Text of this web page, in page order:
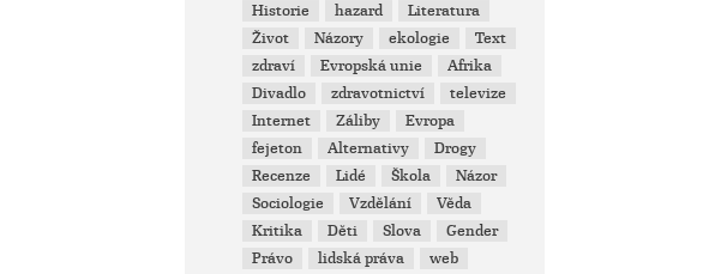
Historie
hazard
Literatura
Život
Názory ekologie
Text
zdraví
Evropská unie
Afrika
Divadlo
zdravotnictví
televize
Internet
Záliby
Evropa
fejeton
Alternativy
Drogy
Recenze
Lidé Škola
Názor
Sociologie
Vzdělání
Věda
Kritika
Děti Slova
Gender
Právo
lidská práva
web